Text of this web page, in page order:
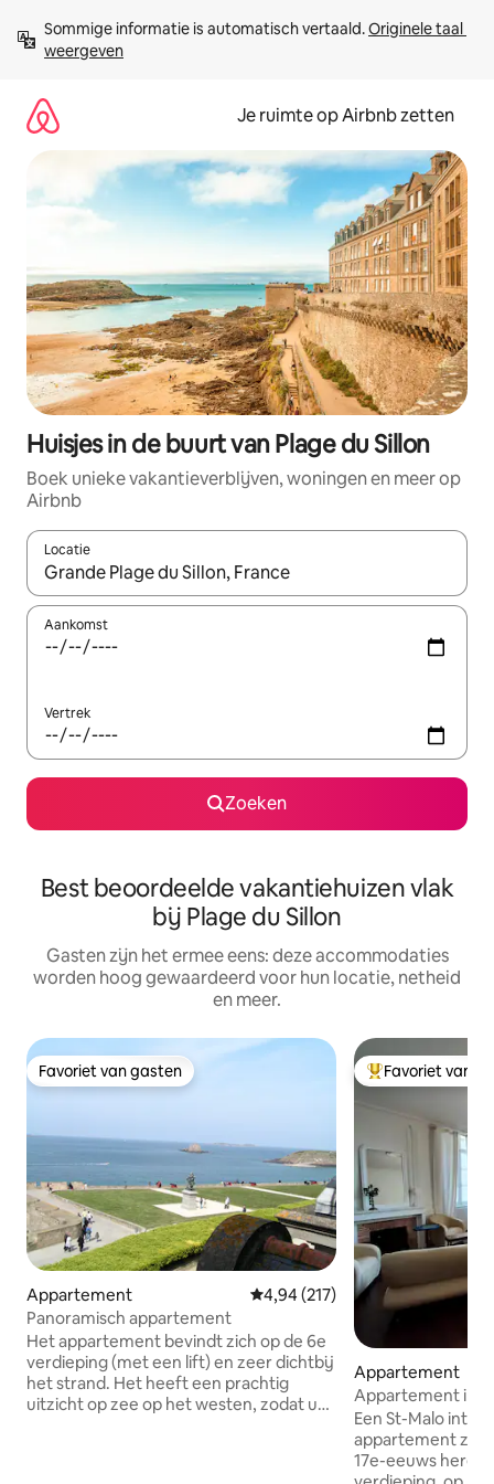
direct
naar
Sommige informatie is automatisch vertaald. Originele taal
weergeven
Je ruimte op Airbnb zetten
Huisjes in de buurt van Plage du Sillon
Boek unieke vakantieverblijven, woningen en meer op
Airbnb
Locatie
Wanneer er suggesties beschikbaar zijn, maak je een keuze
Aankomst
Vertrek
Zoeken
Best beoordeelde vakantiehuizen vlak
bij Plage du Sillon
Gasten zijn het ermee eens: deze accommodaties
worden hoog gewaardeerd voor hun locatie, netheid
en meer.
Favoriet van gasten
Favoriet van gasten
Appartement Gemiddelde beoordeling van
4,94 (217)
Panoramisch appartement
Het appartement bevindt zich op de 6e
verdieping (met een lift) en zeer dichtbij
het strand. Het heeft een prachtig
uitzicht op zee op het westen, zodat u
Topfavoriet van
Favoriet van
Appartement
Appartement in
herenhuis uit de
Een St-Malo intra
appartement
17e-eeuws